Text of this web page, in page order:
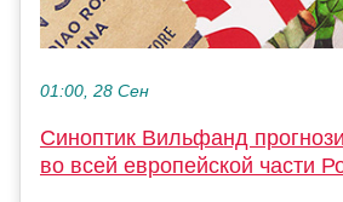
01:00, 28 Сен
Синоптик Вильфанд
во всей европейской части